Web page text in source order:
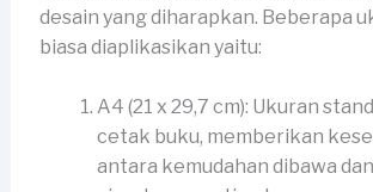
desain yang diharapkan. Beberapa
biasa diaplikasikan yaitu:
A4 (21 x 29,7 cm): Ukuran
cetak buku, memberikan
antara kemudahan dibawa